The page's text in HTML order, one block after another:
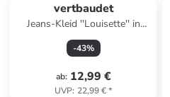
vertbaudet
Jeans-Kleid ''Louisette'' in
Dunkelblau
-43%
ab: 12,99 €
UVP: 22,99 €*